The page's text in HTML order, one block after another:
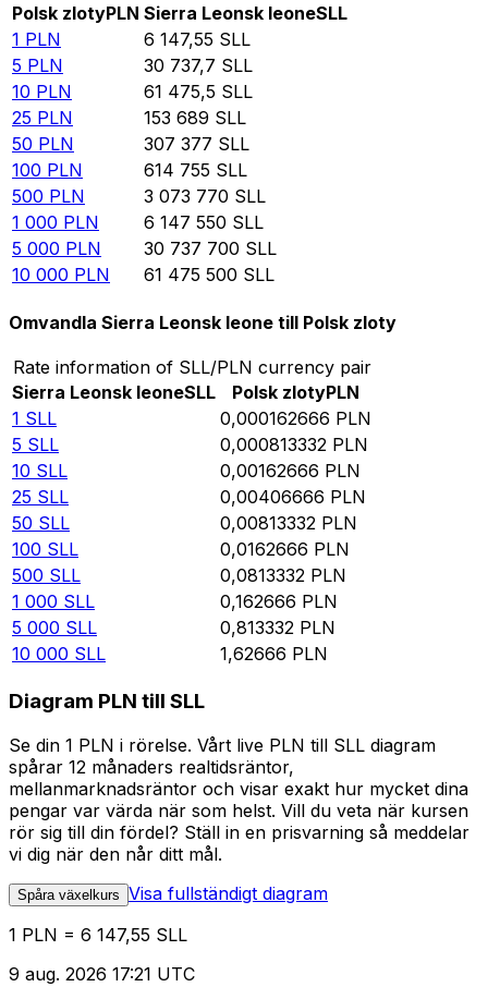
Polsk zlotyPLN Sierra Leonsk leoneSLL
1 PLN 6 147,55 SLL
5 PLN 30 737,7 SLL
10 PLN 61 475,5 SLL
25 PLN 153 689 SLL
50 PLN 307 377 SLL
100 PLN 614 755 SLL
500 PLN 3 073 770 SLL
1 000 PLN 6 147 550 SLL
5 000 PLN 30 737 700 SLL
10 000 PLN 61 475 500 SLL
Omvandla Sierra Leonsk leone till Polsk zloty
Rate information of SLL/PLN currency pair
Sierra Leonsk leoneSLL Polsk zlotyPLN
1 SLL 0,000162666 PLN
5 SLL 0,000813332 PLN
10 SLL 0,00162666 PLN
25 SLL 0,00406666 PLN
50 SLL 0,00813332 PLN
100 SLL 0,0162666 PLN
500 SLL 0,0813332 PLN
1 000 SLL 0,162666 PLN
5 000 SLL 0,813332 PLN
10 000 SLL 1,62666 PLN
Diagram PLN till SLL
Se din 1 PLN i rörelse. Vårt live PLN till SLL diagram
spårar 12 månaders realtidsräntor,
mellanmarknadsräntor och visar exakt hur mycket dina
pengar var värda när som helst. Vill du veta när kursen
rör sig till din fördel? Ställ in en prisvarning så meddelar
vi dig när den når ditt mål.
Spåra växelkurs Visa fullständigt diagram
1 PLN = 6 147,55 SLL
9 aug. 2026 17:21 UTC